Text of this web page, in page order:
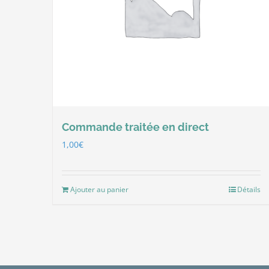
Commande traitée en direct
1,00€
Ajouter au panier Détails